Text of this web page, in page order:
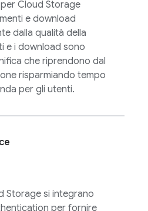
per Cloud Storage
e download
dalla qualità della
e i download sono
che riprendono dal
risparmiando tempo
per gli utenti.
Storage si integrano
per fornire